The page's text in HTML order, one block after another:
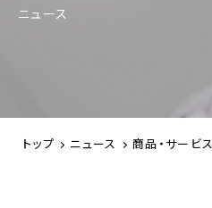
ニュース
トップ ニュース 商品・サービス